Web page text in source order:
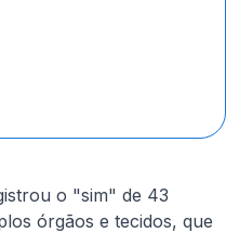
o "sim" de 43
órgãos e tecidos, que